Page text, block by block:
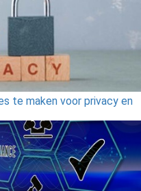
te maken voor privacy en